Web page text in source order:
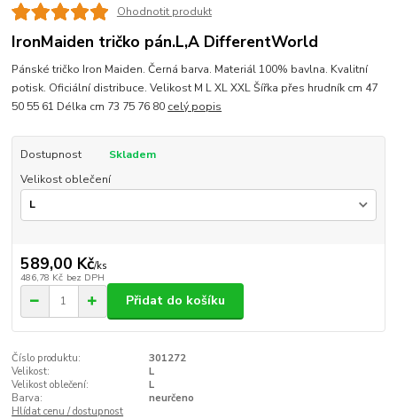
Ohodnotit produkt
IronMaiden tričko pán.L,A DifferentWorld
Pánské tričko Iron Maiden. Černá barva. Materiál 100% bavlna. Kvalitní
potisk. Oficiální distribuce. Velikost M L XL XXL Šířka přes hrudník cm 47
50 55 61 Délka cm 73 75 76 80 celý popis
Dostupnost
Skladem
Velikost oblečení
589,00 Kč/ks
486,78 Kč bez DPH
Přidat do košíku
Číslo produktu:
301272
Velikost:
L
Velikost oblečení:
L
Barva:
neurčeno
Hlídat cenu / dostupnost